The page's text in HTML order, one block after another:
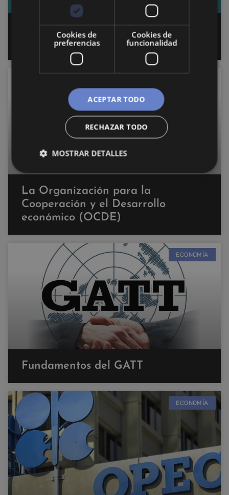
Organización Mundial de Turismo
(OMT)
La Organización para la
Cooperación y el Desarrollo
económico (OCDE)
ECONOMÍA
Fundamentos del GATT
ECONOMÍA
Cookies de
preferencias
Cookies de
funcionalidad
ACEPTAR TODO
RECHAZAR TODO
MOSTRAR DETALLES